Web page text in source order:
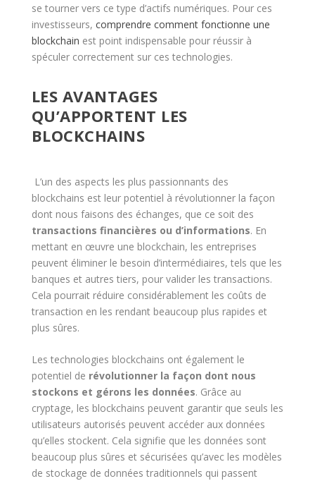
se tourner vers ce type d’actifs numériques. Pour ces
investisseurs, comprendre comment fonctionne une
blockchain est point indispensable pour réussir à
spéculer correctement sur ces technologies.
LES AVANTAGES
QU’APPORTENT LES
BLOCKCHAINS
L’un des aspects les plus passionnants des
blockchains est leur potentiel à révolutionner la façon
dont nous faisons des échanges, que ce soit des
transactions financières ou d’informations. En
mettant en œuvre une blockchain, les entreprises
peuvent éliminer le besoin d’intermédiaires, tels que les
banques et autres tiers, pour valider les transactions.
Cela pourrait réduire considérablement les coûts de
transaction en les rendant beaucoup plus rapides et
plus sûres.
Les technologies blockchains ont également le
potentiel de révolutionner la façon dont nous
stockons et gérons les données. Grâce au
cryptage, les blockchains peuvent garantir que seuls les
utilisateurs autorisés peuvent accéder aux données
qu’elles stockent. Cela signifie que les données sont
beaucoup plus sûres et sécurisées qu’avec les modèles
de stockage de données traditionnels qui passent